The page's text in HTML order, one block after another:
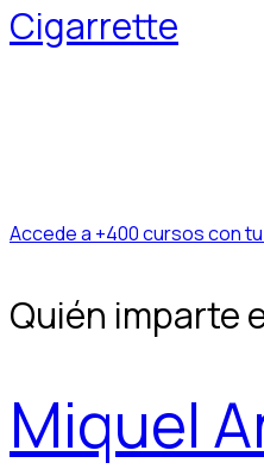
Cigarrette
Accede a +400 cursos con
Quién imparte
Miquel